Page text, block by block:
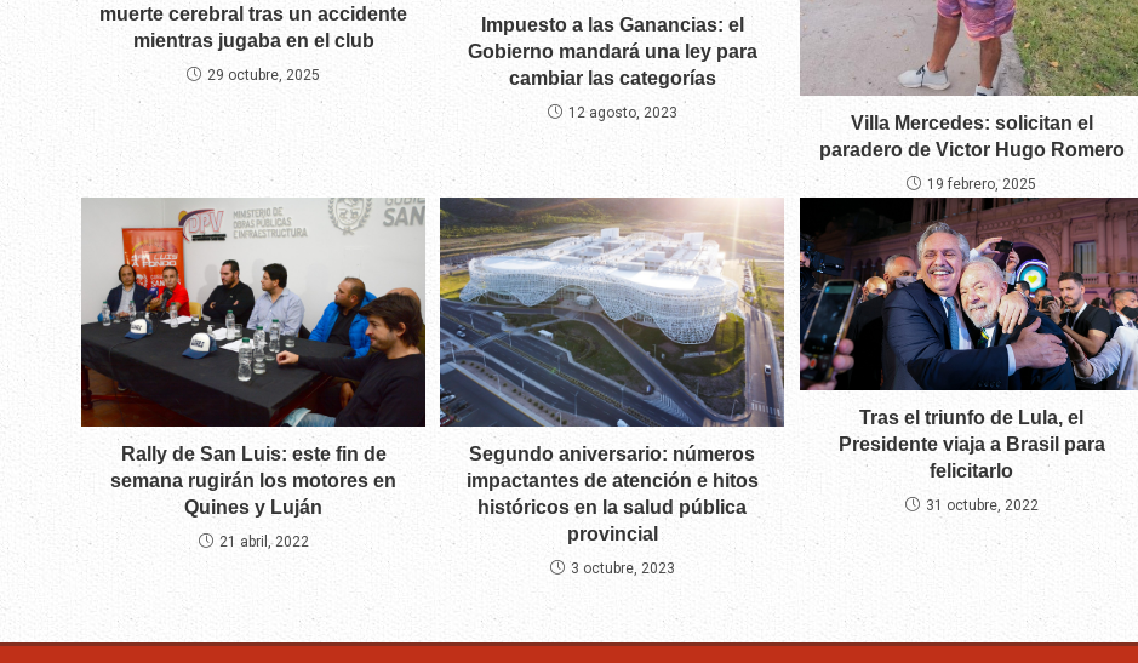
muerte cerebral tras un accidente
mientras jugaba en el club
29 octubre, 2025
Impuesto a las Ganancias: el
Gobierno mandará una ley para
cambiar las categorías
12 agosto, 2023
Villa Mercedes: solicitan el
paradero de Victor Hugo Romero
19 febrero, 2025
Rally de San Luis: este fin de
semana rugirán los motores en
Quines y Luján
21 abril, 2022
Segundo aniversario: números
impactantes de atención e hitos
históricos en la salud pública
provincial
3 octubre, 2023
Tras el triunfo de Lula, el
Presidente viaja a Brasil para
felicitarlo
31 octubre, 2022